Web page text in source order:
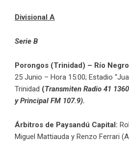
Divisional A
Serie B
Porongos (Trinidad) – Río
25 Junio – Hora 15:00; Estadio
Trinidad (Transmiten Radio 41
y Principal FM 107.9).
Árbitros de Paysandú Capital:
Miguel Mattiauda y Renzo Ferrari